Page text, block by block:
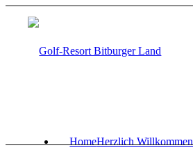
HomeHerzlich Willkommen